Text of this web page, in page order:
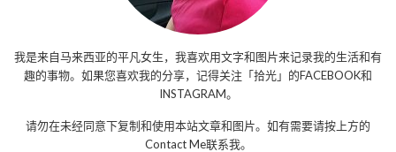
我是来自马来西亚的平凡女生，我喜欢用文字和图片来记录我的生活和有
趣的事物。如果您喜欢我的分享，记得关注「拾光」的FACEBOOK和
INSTAGRAM。
请勿在未经同意下复制和使用本站文章和图片。如有需要请按上方的
Contact Me联系我。